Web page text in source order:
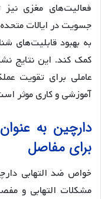
فعالیت‌های مغزی نیز
جسویت در ایالات
به بهبود قابلیت‌های
کمک کند. این نتایج
عاملی برای تقویت
آموزشی و کاری موثر
دارچین به
برای مفاصل
خواص ضد التهابی
مشکلات التهابی و